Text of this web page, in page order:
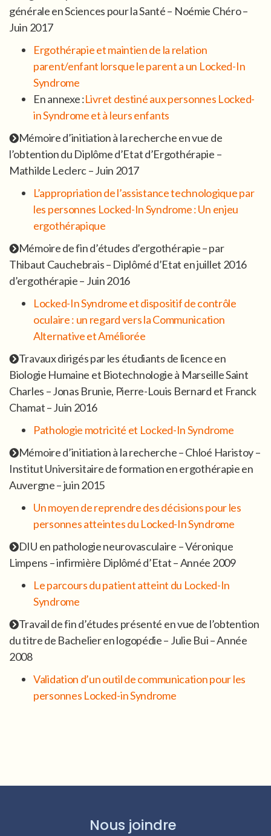
générale en Sciences pour la Santé – Noémie Chéro –
Juin 2017
Ergothérapie et maintien de la relation
parent/enfant lorsque le parent a un Locked-In
Syndrome
En annexe :Livret destiné aux personnes Locked-
in Syndrome et à leurs enfants
Mémoire d’initiation à la recherche en vue de
l’obtention du Diplôme d’Etat d’Ergothérapie –
Mathilde Leclerc – Juin 2017
L’appropriation de l’assistance technologique par
les personnes Locked-In Syndrome : Un enjeu
ergothérapique
Mémoire de fin d’études d’ergothérapie – par
Thibaut Cauchebrais – Diplômé d’Etat en juillet 2016
d’ergothérapie – Juin 2016
Locked-In Syndrome et dispositif de contrôle
oculaire : un regard vers la Communication
Alternative et Améliorée
Travaux dirigés par les étudiants de licence en
Biologie Humaine et Biotechnologie à Marseille Saint
Charles – Jonas Brunie, Pierre-Louis Bernard et Franck
Chamat – Juin 2016
Pathologie motricité et Locked-In Syndrome
Mémoire d’initiation à la recherche – Chloé Haristoy –
Institut Universitaire de formation en ergothérapie en
Auvergne – juin 2015
Un moyen de reprendre des décisions pour les
personnes atteintes du Locked-In Syndrome
DIU en pathologie neurovasculaire – Véronique
Limpens – infirmière Diplômé d’Etat – Année 2009
Le parcours du patient atteint du Locked-In
Syndrome
Travail de fin d’études présenté en vue de l’obtention
du titre de Bachelier en logopédie – Julie Bui – Année
2008
Validation d’un outil de communication pour les
personnes Locked-in Syndrome
Nous joindre